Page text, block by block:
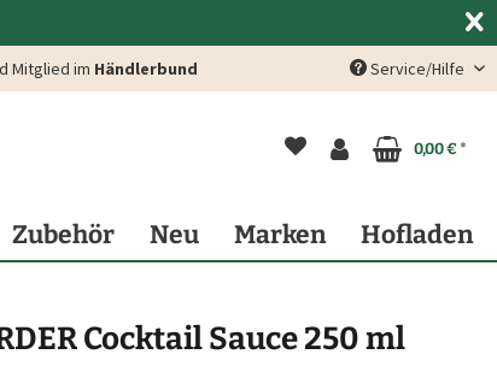
Mitglied im Händlerbund Service/Hilfe
0,00 € *
Zubehör Neu Marken Hofladen
Cocktail Sauce 250 ml